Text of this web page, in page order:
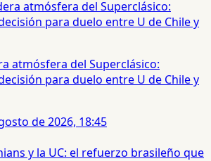
atmósfera del Superclásico:
para duelo entre U de Chile y
de 2026, 18:45